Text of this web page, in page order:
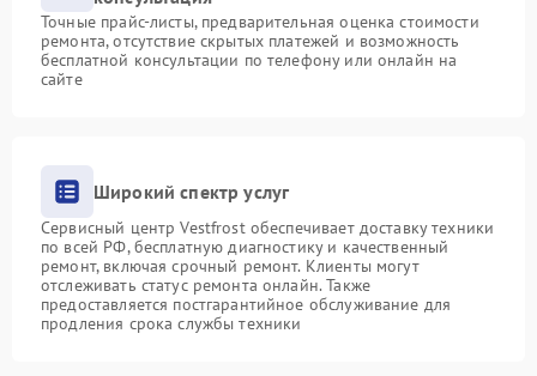
Точные прайс-листы, предварительная оценка стоимости
ремонта, отсутствие скрытых платежей и возможность
бесплатной консультации по телефону или онлайн на
сайте
Широкий спектр услуг
Сервисный центр Vestfrost обеспечивает доставку техники
по всей РФ, бесплатную диагностику и качественный
ремонт, включая срочный ремонт. Клиенты могут
отслеживать статус ремонта онлайн. Также
предоставляется постгарантийное обслуживание для
продления срока службы техники